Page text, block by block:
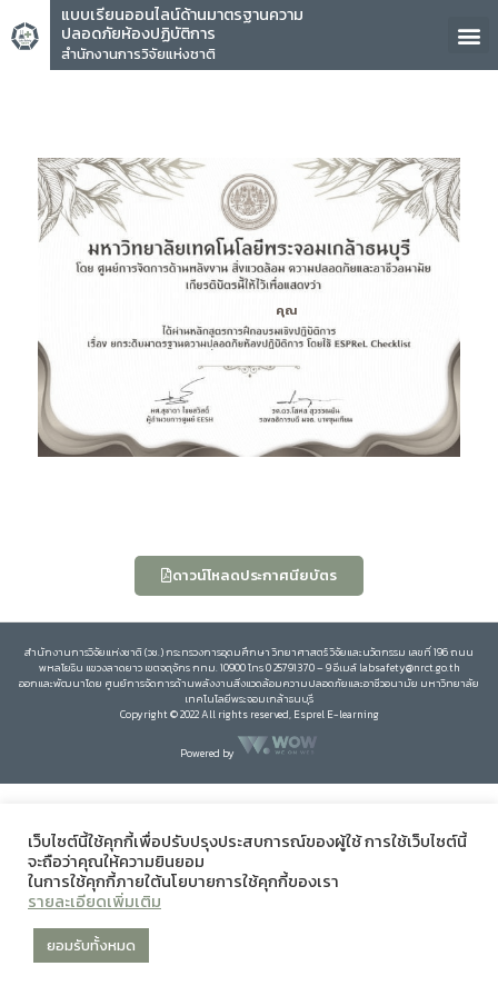
แบบเรียนออนไลน์ด้านมาตรฐานความ
ปลอดภัยห้องปฏิบัติการ
สำนักงานการวิจัยแห่งชาติ
คุณ
ดาวน์โหลดประกาศนียบัตร
สำนักงานการวิจัยแห่งชาติ (วช.) กระทรวงการอุดมศึกษา วิทยาศาสตร์ วิจัยและนวัตกรรม เลขที่ 196 ถนน
พหลโยธิน แขวงลาดยาว เขตจตุจักร กทม. 10900 โทร 0 25791370 – 9 อีเมล์ labsafety@nrct.go.th
ออกและพัฒนาโดย ศูนย์การจัดการด้านพลังงานสิ่งแวดล้อมความปลอดภัยและอาชีวอนามัย มหาวิทยาลัย
เทคโนโลยีพระจอมเกล้าธนบุรี
Copyright © 2022 All rights reserved, Esprel E-learning
Powered by
เว็บไซต์นี้ใช้คุกกี้เพื่อปรับปรุงประสบการณ์ของผู้ใช้ การใช้เว็บไซต์นี้
จะถือว่าคุณให้ความยินยอม
ในการใช้คุกกี้ภายใต้นโยบายการใช้คุกกี้ของเรา
รายละเอียดเพิ่มเติม
ยอมรับทั้งหมด